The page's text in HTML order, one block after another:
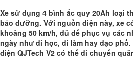
Xe sử dụng 4 bình ắc quy 20Ah loại
bảo dưỡng. Với nguồn điện này, xe
khoảng 50 km/h, đủ để phục vụ các
ngày như đi học, đi làm hay dạo phố.
điện QJTech V2 có thể di chuyển